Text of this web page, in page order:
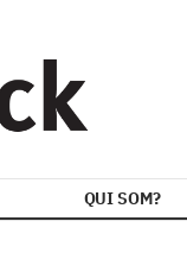
QUI SOM?